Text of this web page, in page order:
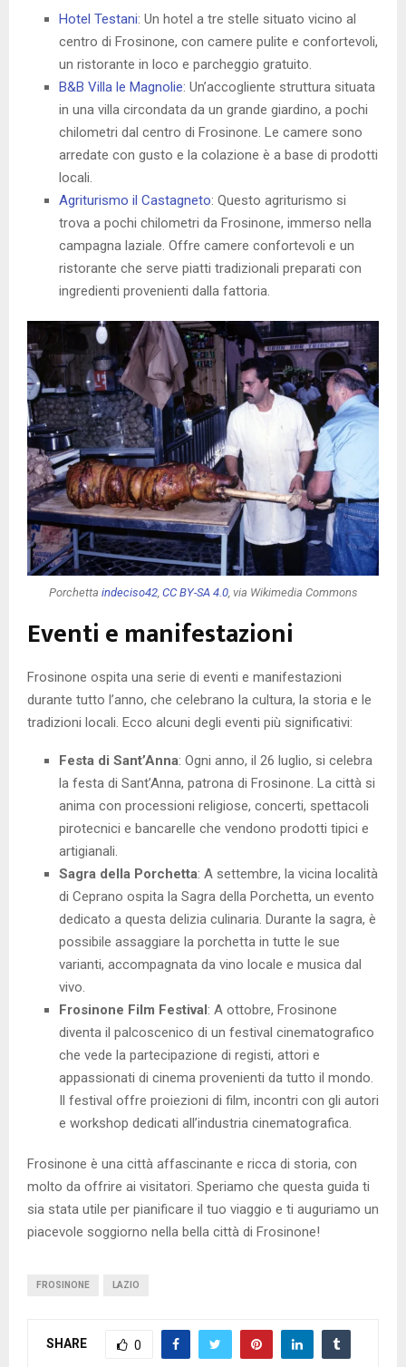
Hotel Testani: Un hotel a tre stelle situato vicino al
centro di Frosinone, con camere pulite e confortevoli,
un ristorante in loco e parcheggio gratuito.
B&B Villa le Magnolie: Un’accogliente struttura situata
in una villa circondata da un grande giardino, a pochi
chilometri dal centro di Frosinone. Le camere sono
arredate con gusto e la colazione è a base di prodotti
locali.
Agriturismo il Castagneto: Questo agriturismo si
trova a pochi chilometri da Frosinone, immerso nella
campagna laziale. Offre camere confortevoli e un
ristorante che serve piatti tradizionali preparati con
ingredienti provenienti dalla fattoria.
Porchetta indeciso42, CC BY-SA 4.0, via Wikimedia Commons
Eventi e manifestazioni
Frosinone ospita una serie di eventi e manifestazioni
durante tutto l’anno, che celebrano la cultura, la storia e le
tradizioni locali. Ecco alcuni degli eventi più significativi:
Festa di Sant’Anna: Ogni anno, il 26 luglio, si celebra
la festa di Sant’Anna, patrona di Frosinone. La città si
anima con processioni religiose, concerti, spettacoli
pirotecnici e bancarelle che vendono prodotti tipici e
artigianali.
Sagra della Porchetta: A settembre, la vicina località
di Ceprano ospita la Sagra della Porchetta, un evento
dedicato a questa delizia culinaria. Durante la sagra, è
possibile assaggiare la porchetta in tutte le sue
varianti, accompagnata da vino locale e musica dal
vivo.
Frosinone Film Festival: A ottobre, Frosinone
diventa il palcoscenico di un festival cinematografico
che vede la partecipazione di registi, attori e
appassionati di cinema provenienti da tutto il mondo.
Il festival offre proiezioni di film, incontri con gli autori
e workshop dedicati all’industria cinematografica.
Frosinone è una città affascinante e ricca di storia, con
molto da offrire ai visitatori. Speriamo che questa guida ti
sia stata utile per pianificare il tuo viaggio e ti auguriamo un
piacevole soggiorno nella bella città di Frosinone!
FROSINONE LAZIO
SHARE 0